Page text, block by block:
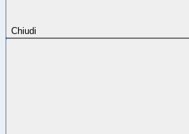
Chiudi